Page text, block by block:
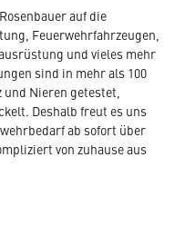
auf die
Feuerwehrfahrzeugen,
und vieles mehr
sind in mehr als 100
und Nieren getestet,
Deshalb freut es uns
ab sofort über
von zuhause aus